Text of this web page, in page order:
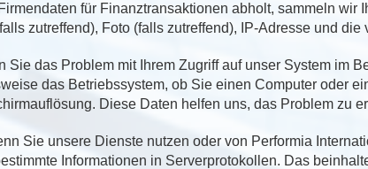
für Finanztransaktionen abholt, sammeln wir
zutreffend), Foto (falls zutreffend), IP-Adresse und
Sie das Problem mit Ihrem Zugriff auf unser System im
das Betriebssystem, ob Sie einen Computer oder
Diese Daten helfen uns, das Problem zu
Sie unsere Dienste nutzen oder von Performia
Informationen in Serverprotokollen. Das